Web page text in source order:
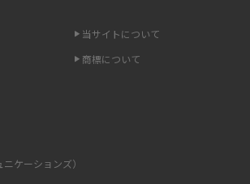
当サイトについて
商標について
ケーションズ）